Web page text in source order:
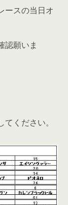
ースの当日オ
認願いま
ください。